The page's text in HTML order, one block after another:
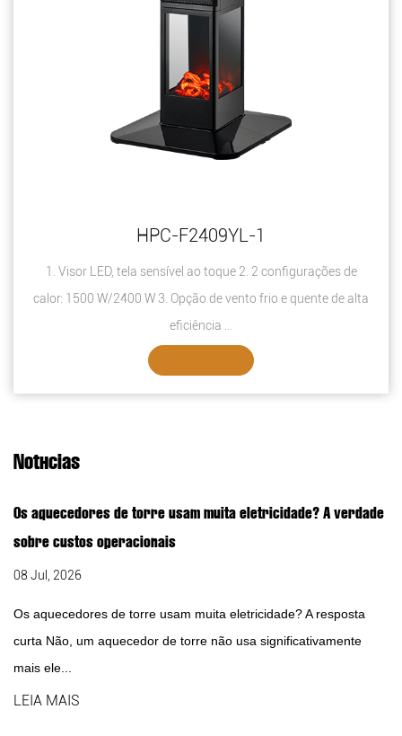
HPC-F2409YL-1
1. Visor LED, tela sensível ao toque 2. 2 configurações de
calor: 1500 W/2400 W 3. Opção de vento frio e quente de alta
eficiência ...
Notícias
Os aquecedores de torre usam muita eletricidade? A verdade
sobre custos operacionais
08 Jul, 2026
Os aquecedores de torre usam muita eletricidade? A resposta
curta Não, um aquecedor de torre não usa significativamente
mais ele...
LEIA MAIS